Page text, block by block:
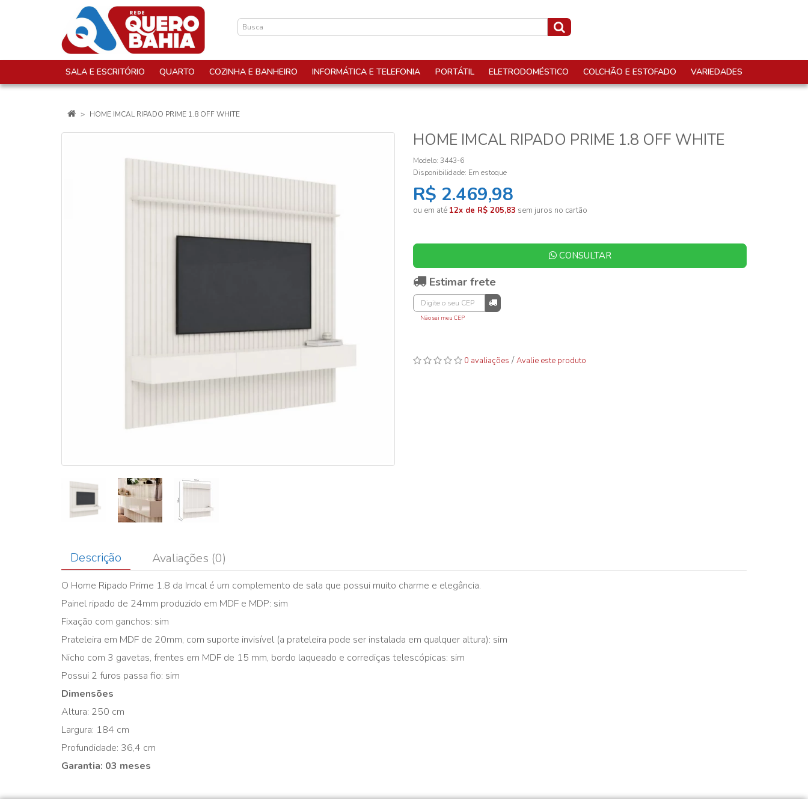
SALA E ESCRITÓRIO QUARTO COZINHA E BANHEIRO INFORMÁTICA E TELEFONIA PORTÁTIL ELETRODOMÉSTICO COLCHÃO E ESTOFADO VARIEDADES
HOME IMCAL RIPADO PRIME 1.8 OFF WHITE
HOME IMCAL RIPADO PRIME 1.8 OFF WHITE
Modelo: 3443-6
Disponibilidade: Em estoque
R$ 2.469,98
ou em até 12x de R$ 205,83 sem juros no cartão
CONSULTAR
Estimar frete
Não sei meu CEP
0 avaliações /Avalie este produto
Descrição Avaliações (0)
O Home Ripado Prime 1.8 da Imcal é um complemento de sala que possui muito charme e elegância.
Painel ripado de 24mm produzido em MDF e MDP: sim
Fixação com ganchos: sim
Prateleira em MDF de 20mm, com suporte invisível (a prateleira pode ser instalada em qualquer altura): sim
Nicho com 3 gavetas, frentes em MDF de 15 mm, bordo laqueado e corrediças telescópicas: sim
Possui 2 furos passa fio: sim
Dimensões
Altura: 250 cm
Largura: 184 cm
Profundidade: 36,4 cm
Garantia: 03 meses